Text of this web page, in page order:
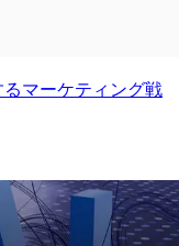
マーケティング戦